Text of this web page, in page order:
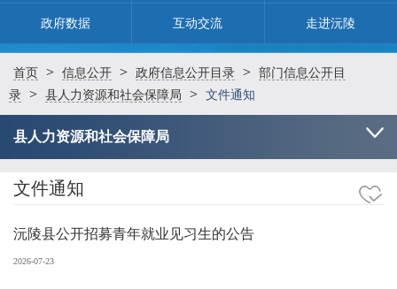
政府数据 互动交流 走进沅陵
首页 > 信息公开 > 政府信息公开目录 > 部门信息公开目
录 > 县人力资源和社会保障局 > 文件通知
县人力资源和社会保障局
文件通知
沅陵县公开招募青年就业见习生的公告
2026-07-23